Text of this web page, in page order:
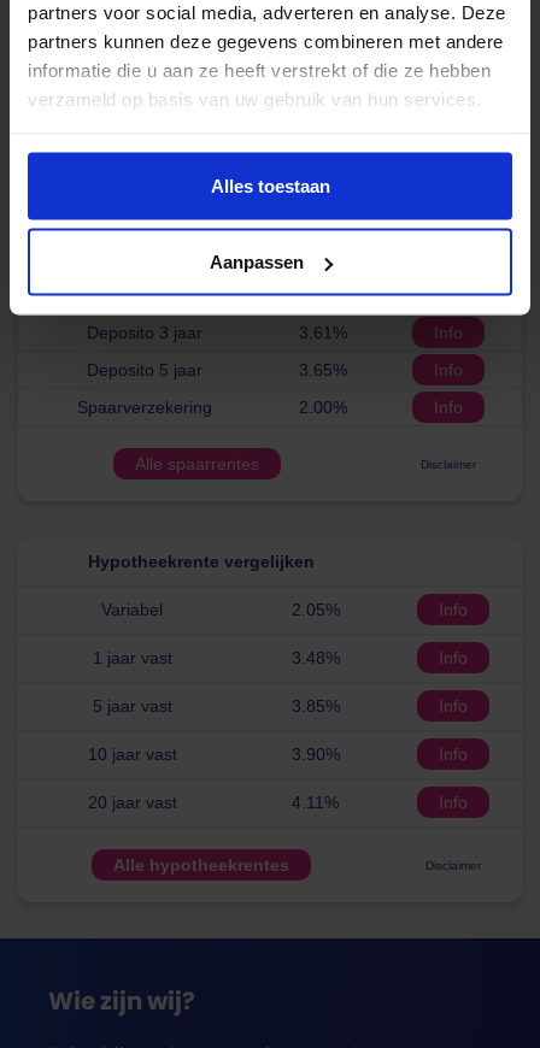
partners voor social media, adverteren en analyse. Deze
partners kunnen deze gegevens combineren met andere
informatie die u aan ze heeft verstrekt of die ze hebben
verzameld op basis van uw gebruik van hun services.
Alles toestaan
Aanpassen
25000 euro
6,40%
Info
50000 euro
6.00% Info
Spaarrente
2.01%
Deposito 1 jaar
3.30%
Info
Deposito 3 jaar
3.61%
Info
Deposito 5 jaar
3.65%
Info
Spaarverzekering
2.00% Info
Alle spaarrentes Disclaimer
Hypotheekrente vergelijken
Variabel 2.05% Info
1 jaar vast 3.48% Info
5 jaar vast 3.85% Info
10 jaar vast 3.90% Info
20 jaar vast 4.11% Info
Alle hypotheekrentes Disclaimer
Wie zijn wij?